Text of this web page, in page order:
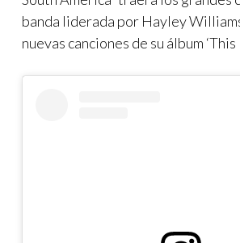
banda liderada por Hayley
nuevas canciones de su álbum ‘This